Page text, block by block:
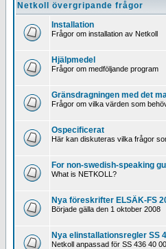
Netkoll övergripande frågor
Installation
Frågor om installation av Netkoll
Hjälpmedel
Frågor om medföljande program
Gränsdragningen med det
Frågor om vilka värden som
Ospecificerat
Här kan diskuteras vilka frågor
For non-swedish-speaking
What is NETKOLL?
Nya föreskrifter ELSÄK-FS
Började gälla den 1 oktober 2008
Nya elinstallationsregler SS
Netkoll anpassad för SS 436 40